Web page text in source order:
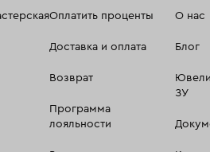
Оплатить проценты
Доставка и оплата
Возврат
Программа
лояльности
О нас
Блог
ЗУ